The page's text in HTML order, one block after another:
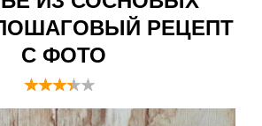
РЕЦЕПТ
С ФОТО